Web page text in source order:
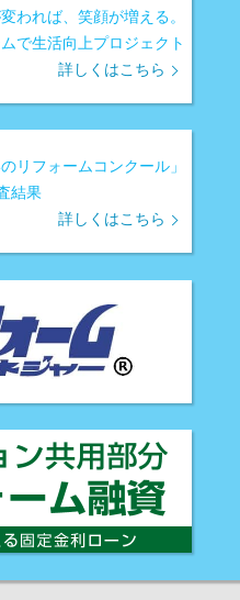
われば、笑顔が増える。
で生活向上プロジェクト
詳しくはこちら
のリフォームコンクール」
結果
詳しくはこちら